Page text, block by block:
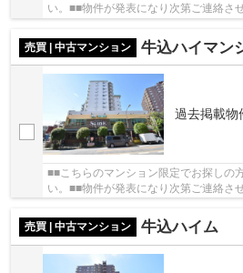
い。■■物件が発表になり次第ご連絡さ
売買 | 中古マンション 牛込ハイマン
過去掲載物
■■こちらのマンション限定でお探しの
い。■■物件が発表になり次第ご連絡さ
売買 | 中古マンション 牛込ハイム